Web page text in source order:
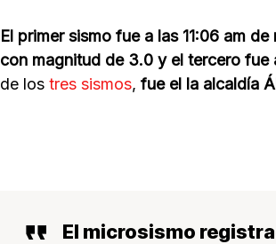
El primer sismo fue a las 11:06 am
con magnitud de 3.0 y el tercero fue
de los tres sismos, fue el la alcaldía
El microsismo